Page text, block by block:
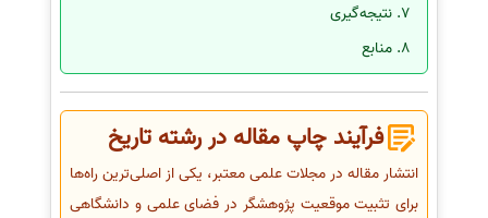
نتیجه‌گیری
منابع
فرآیند چاپ مقاله در رشته تاریخ
انتشار مقاله در مجلات علمی معتبر، یکی از اصلی‌ترین راه‌ها
برای تثبیت موقعیت پژوهشگر در فضای علمی و دانشگاهی